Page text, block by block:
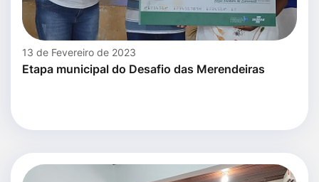
13 de Fevereiro de 2023
Etapa municipal do Desafio das Merendeiras